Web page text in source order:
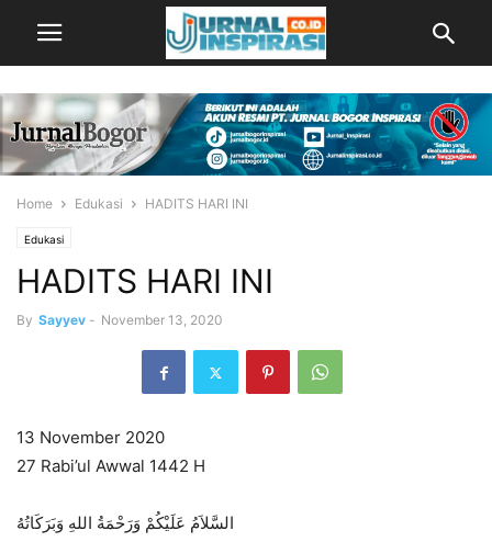
Home Edukasi HADITS HARI INI
Edukasi
HADITS HARI INI
By Sayyev - November 13, 2020
13 November 2020
27 Rabi’ul Awwal 1442 H
السَّلاَمُ عَلَيْكُمْ وَرَحْمَةُ اللهِ وَبَرَكَاتُهُ